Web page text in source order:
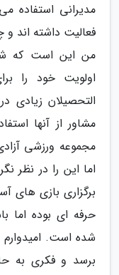
مدیرانی استفاده
فعالیت داشته اند
من این است که
اولویت خود را
التحصیلان زیادی
مشاور از آنها
مجموعه ورزشی
اما این را در نظر
برگزاری بازی های
حرفه ای بوده اما
شده است.
برسد و فکری به